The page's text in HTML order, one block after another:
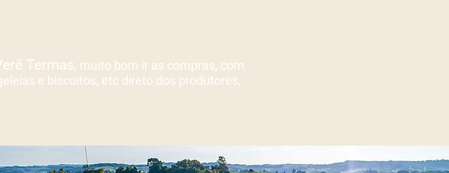
Termas, muito bom ir as compras, com
e biscoitos, etc direto dos produtores,